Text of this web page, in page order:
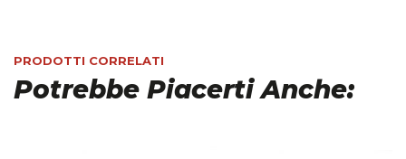
PRODOTTI CORRELATI
Potrebbe Piacerti Anche: